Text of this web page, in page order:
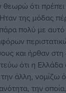
ότι πρέπει
της μόδας
πολύ με αυτό
και ήρθαν στη
ότι η Ελλάδα
άλλη, νομίζω
την